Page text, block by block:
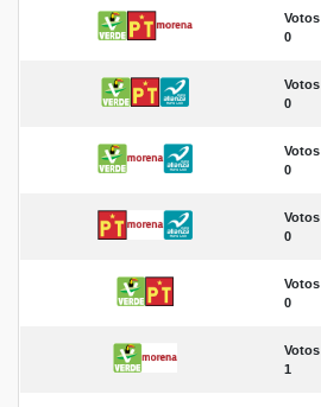
Votos
0
Votos
0
Votos
0
Votos
0
Votos
0
Votos
1